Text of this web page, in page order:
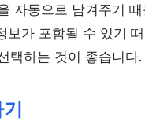
자동으로 남겨주기
보가 포함될 수 있기
택하는 것이 좋습니다.